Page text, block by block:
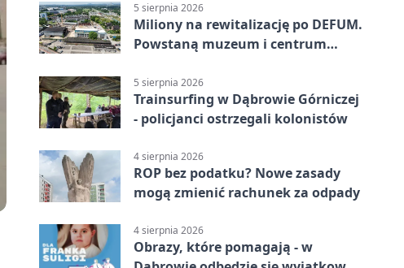
5 sierpnia 2026
Miliony na rewitalizację po DEFUM.
Powstaną muzeum i centrum
5 sierpnia 2026
Trainsurfing w Dąbrowie Górniczej
- policjanci ostrzegali kolonistów
4 sierpnia 2026
ROP bez podatku? Nowe zasady
mogą zmienić rachunek za odpady
4 sierpnia 2026
Obrazy, które pomagają - w